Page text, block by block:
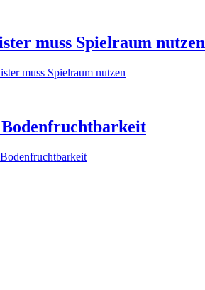
muss Spielraum nutzen
muss Spielraum nutzen